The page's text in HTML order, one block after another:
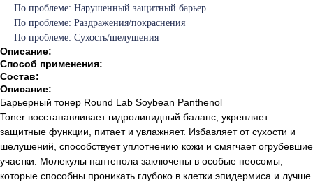
По проблеме: Нарушенный защитный барьер
По проблеме: Раздражения/покраснения
По проблеме: Сухость/шелушения
Описание:
Способ применения:
Состав:
Описание:
Барьерный тонер Round Lab Soybean Panthenol
Toner восстанавливает гидролипидный баланс, укрепляет
защитные функции, питает и увлажняет. Избавляет от сухости и
шелушений, способствует уплотнению кожи и смягчает огрубевшие
участки. Молекулы пантенола заключены в особые неосомы,
которые способны проникать глубоко в клетки эпидермиса и лучше